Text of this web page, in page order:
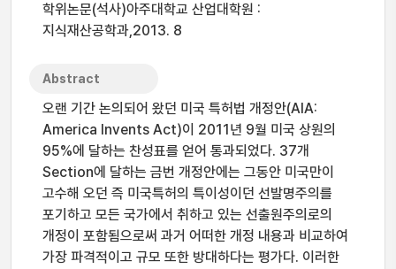
학위논문(석사)아주대학교 산업대학원 :
지식재산공학과,2013. 8
Abstract
오랜 기간 논의되어 왔던 미국 특허법 개정안(AIA:
America Invents Act)이 2011년 9월 미국 상원의
95%에 달하는 찬성표를 얻어 통과되었다. 37개
Section에 달하는 금번 개정안에는 그동안 미국만이
고수해 오던 즉 미국특허의 특이성이던 선발명주의를
포기하고 모든 국가에서 취하고 있는 선출원주의로의
개정이 포함됨으로써 과거 어떠한 개정 내용과 비교하여
가장 파격적이고 규모 또한 방대하다는 평가다. 이러한